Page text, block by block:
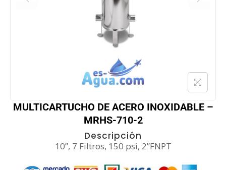
MULTICARTUCHO DE ACERO INOXIDABLE –
MRHS-710-2
Descripción
10”, 7 Filtros, 150 psi, 2”FNPT